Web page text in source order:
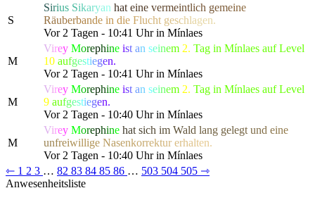
S
Sirius Sikaryan hat eine vermeintlich gemeine
Räuberbande in die Flucht geschlagen.
Vor 2 Tagen - 10:41 Uhr in Mínlaes
M
Virey Morephine ist an seinem 2. Tag in Mínlaes auf Level
10 aufgestiegen.
Vor 2 Tagen - 10:41 Uhr in Mínlaes
M
Virey Morephine ist an seinem 2. Tag in Mínlaes auf Level
9 aufgestiegen.
Vor 2 Tagen - 10:40 Uhr in Mínlaes
M
Virey Morephine hat sich im Wald lang gelegt und eine
unfreiwillige Nasenkorrektur erhalten.
Vor 2 Tagen - 10:40 Uhr in Mínlaes
⇽ 1 2 3 … 82 83 84 85 86 … 503 504 505 ⇾
Anwesenheitsliste